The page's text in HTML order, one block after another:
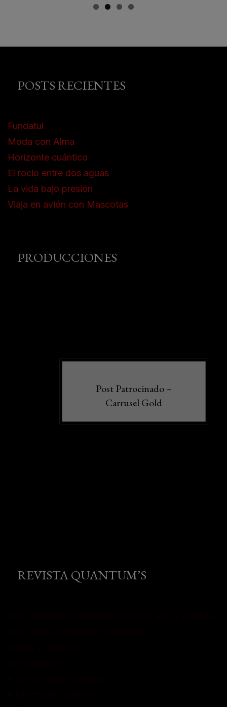
POSTS RECIENTES
Fundatul
Moda con Alma
Horizonte cuántico
El rocio entre dos aguas
La vida bajo presión
Viaja en avión con Mascotas
PRODUCCIONES
Post Patrocinado –
Carrusel Gold
REVISTA QUANTUM’S